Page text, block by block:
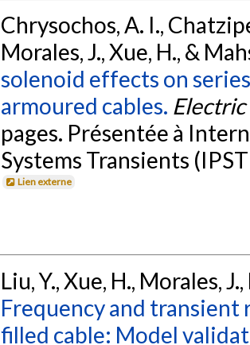
Chrysochos, A. I.,
Morales, J., Xue, H., &
solenoid effects on
armoured cables. Electric
pages. Présentée à
Systems Transients
Lien externe
Liu, Y., Xue, H., Morales,
Frequency and transient
filled cable: Model